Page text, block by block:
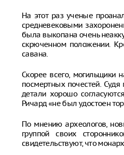
На этот раз ученые
средневековыми
была выкопана очень
скрюченном положении.
савана.
Скорее всего, могильщики
посмертных почестей.
детали хорошо
Ричард «не был удостоен
По мнению археологов,
группой своих
свидетельствуют, что